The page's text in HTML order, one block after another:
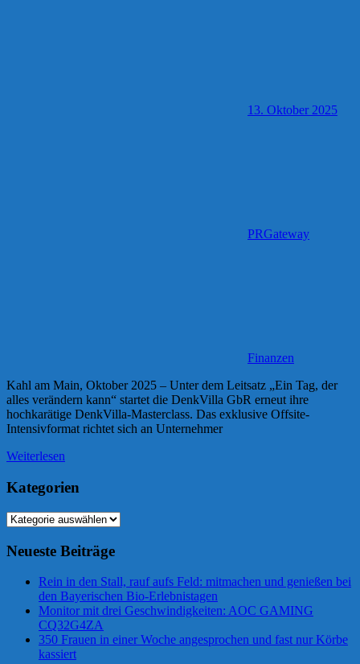
13. Oktober 2025
PRGateway
Finanzen
Kahl am Main, Oktober 2025 – Unter dem Leitsatz „Ein Tag, der
alles verändern kann“ startet die DenkVilla GbR erneut ihre
hochkarätige DenkVilla-Masterclass. Das exklusive Offsite-
Intensivformat richtet sich an Unternehmer
Weiterlesen
Kategorien
Kategorien
Neueste Beiträge
Rein in den Stall, rauf aufs Feld: mitmachen und genießen bei
den Bayerischen Bio-Erlebnistagen
Monitor mit drei Geschwindigkeiten: AOC GAMING
CQ32G4ZA
350 Frauen in einer Woche angesprochen und fast nur Körbe
kassiert